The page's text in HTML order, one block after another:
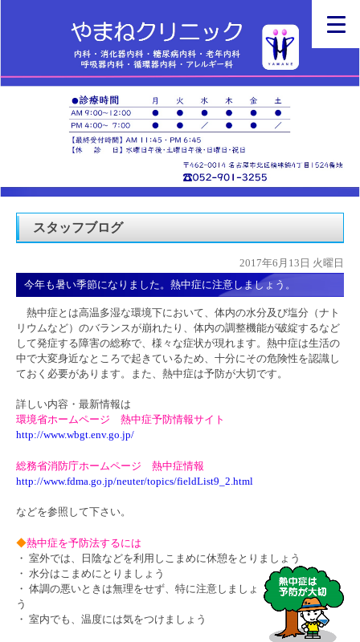
スタッフブログ
2017年6月13日 火曜日
今年も暑い季節になりました。熱中症に注意しましょう。
熱中症とは高温多湿な環境下において、体内の水分及び塩分（ナト
リウムなど）のバランスが崩れたり、体内の調整機能が破綻するなど
して発症する障害の総称で、様々な症状が現れます。熱中症は生活の
中で大変身近なところで起きているため、十分にその危険性を認識し
ておく必要があります。また、熱中症は予防が大切です。
詳しい内容・最新情報は
環境省ホームページ 熱中症予防情報サイト
http://www.wbgt.env.go.jp/
総務省消防庁ホームページ 熱中症情報
http://www.fdma.go.jp/neuter/topics/fieldList9_2.html
などを参照して下さい。
◆熱中症を予防法するには
・ 室外では、日陰などを利用しこまめに休憩をとりましょう
・ 水分はこまめにとりましょう
・ 体調の悪いときは無理をせず、特に注意しましょ
う
・ 室内でも、温度には気をつけましょう